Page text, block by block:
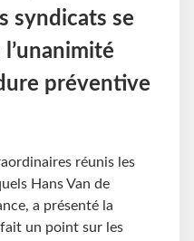
syndicats se
préventive
réunis les
Hans Van de
a présenté la
un point sur les